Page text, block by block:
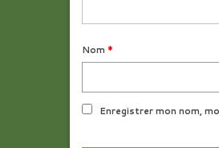
Nom *
Enregistrer mon nom,